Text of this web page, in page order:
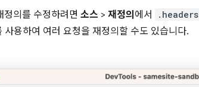
정의를 수정하려면 소스 > 재정의 에서 .headers
사용하여 여러 요청을 재정의할 수도 있습니다.